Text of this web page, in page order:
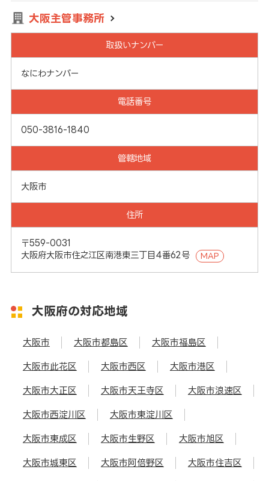
大阪主管事務所
取扱いナンバー
なにわナンバー
電話番号
050-3816-1840
管轄地域
大阪市
住所
〒559-0031
大阪府大阪市住之江区南港東三丁目4番62号
MAP
大阪府の対応地域
大阪市 大阪市都島区 大阪市福島区
大阪市此花区 大阪市西区 大阪市港区
大阪市大正区 大阪市天王寺区 大阪市浪速区
大阪市西淀川区 大阪市東淀川区
大阪市東成区 大阪市生野区 大阪市旭区
大阪市城東区 大阪市阿倍野区 大阪市住吉区